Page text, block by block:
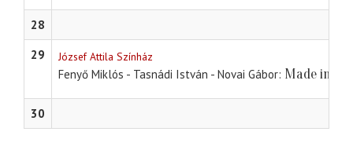
28
29
József Attila Színház
Fenyő Miklós - Tasnádi István - Novai Gábor Made in
30